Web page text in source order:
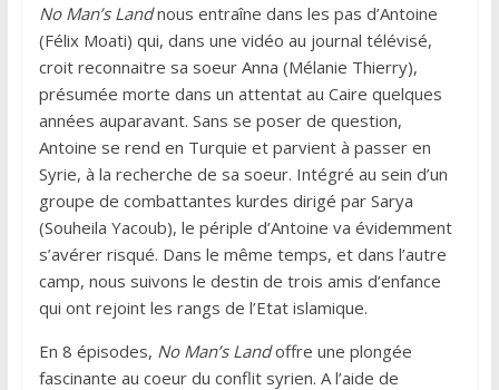
No Man’s Landnous entraîne dans les pas d’Antoine
(Félix Moati) qui, dans une vidéo au journal télévisé,
croit reconnaitre sa soeur Anna (Mélanie Thierry),
présumée morte dans un attentat au Caire quelques
années auparavant. Sans se poser de question,
Antoine se rend en Turquie et parvient à passer en
Syrie, à la recherche de sa soeur. Intégré au sein d’un
groupe de combattantes kurdes dirigé par Sarya
(Souheila Yacoub), le périple d’Antoine va évidemment
s’avérer risqué. Dans le même temps, et dans l’autre
camp, nous suivons le destin de trois amis d’enfance
qui ont rejoint les rangs de l’Etat islamique.
En 8 épisodes, No Man’s Landoffre une plongée
fascinante au coeur du conflit syrien. A l’aide de